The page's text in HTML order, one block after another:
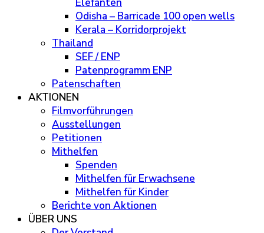
Odisha – Barricade 100 open wells
Kerala – Korridorprojekt
Thailand
SEF / ENP
Patenprogramm ENP
Patenschaften
AKTIONEN
Filmvorführungen
Ausstellungen
Petitionen
Mithelfen
Spenden
Mithelfen für Erwachsene
Mithelfen für Kinder
Berichte von Aktionen
ÜBER UNS